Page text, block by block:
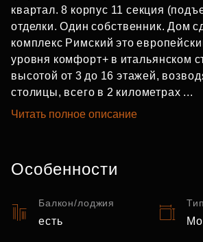
квартал. 8 корпус 11 секция
отделки. Один собственник. Дом
комплекс Римский это
уровня комфорт+ в итальянском
высотой от 3 до 16 этажей,
столицы, всего в 2 километрах ...
Читать полное описание
Особенности
Балкон/лоджия
есть